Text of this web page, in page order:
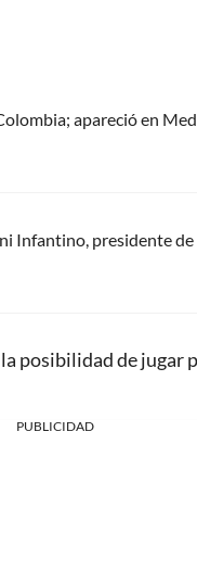
apareció en
Infantino, presidente
posibilidad de jugar
PUBLICIDAD